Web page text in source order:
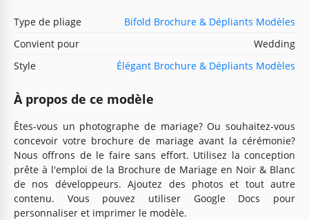
Type de pliage
Bifold Brochure & Dépliants Modèles
Convient pour
Wedding
Style
Élégant Brochure & Dépliants Modèles
À propos de ce modèle
Êtes-vous un photographe de mariage? Ou souhaitez-vous
concevoir votre brochure de mariage avant la cérémonie?
Nous offrons de le faire sans effort. Utilisez la conception
prête à l'emploi de la Brochure de Mariage en Noir & Blanc
de nos développeurs. Ajoutez des photos et tout autre
contenu. Vous pouvez utiliser Google Docs pour
personnaliser et imprimer le modèle.